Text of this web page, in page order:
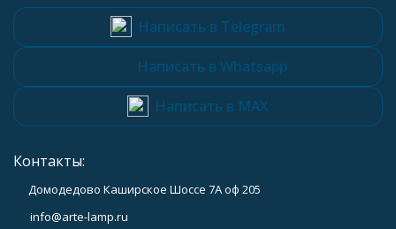
Написать в Telegram
Написать в Whatsapp
Написать в MAX
Контакты:
Домодедово Каширское Шоссе 7А оф 205
info@arte-lamp.ru